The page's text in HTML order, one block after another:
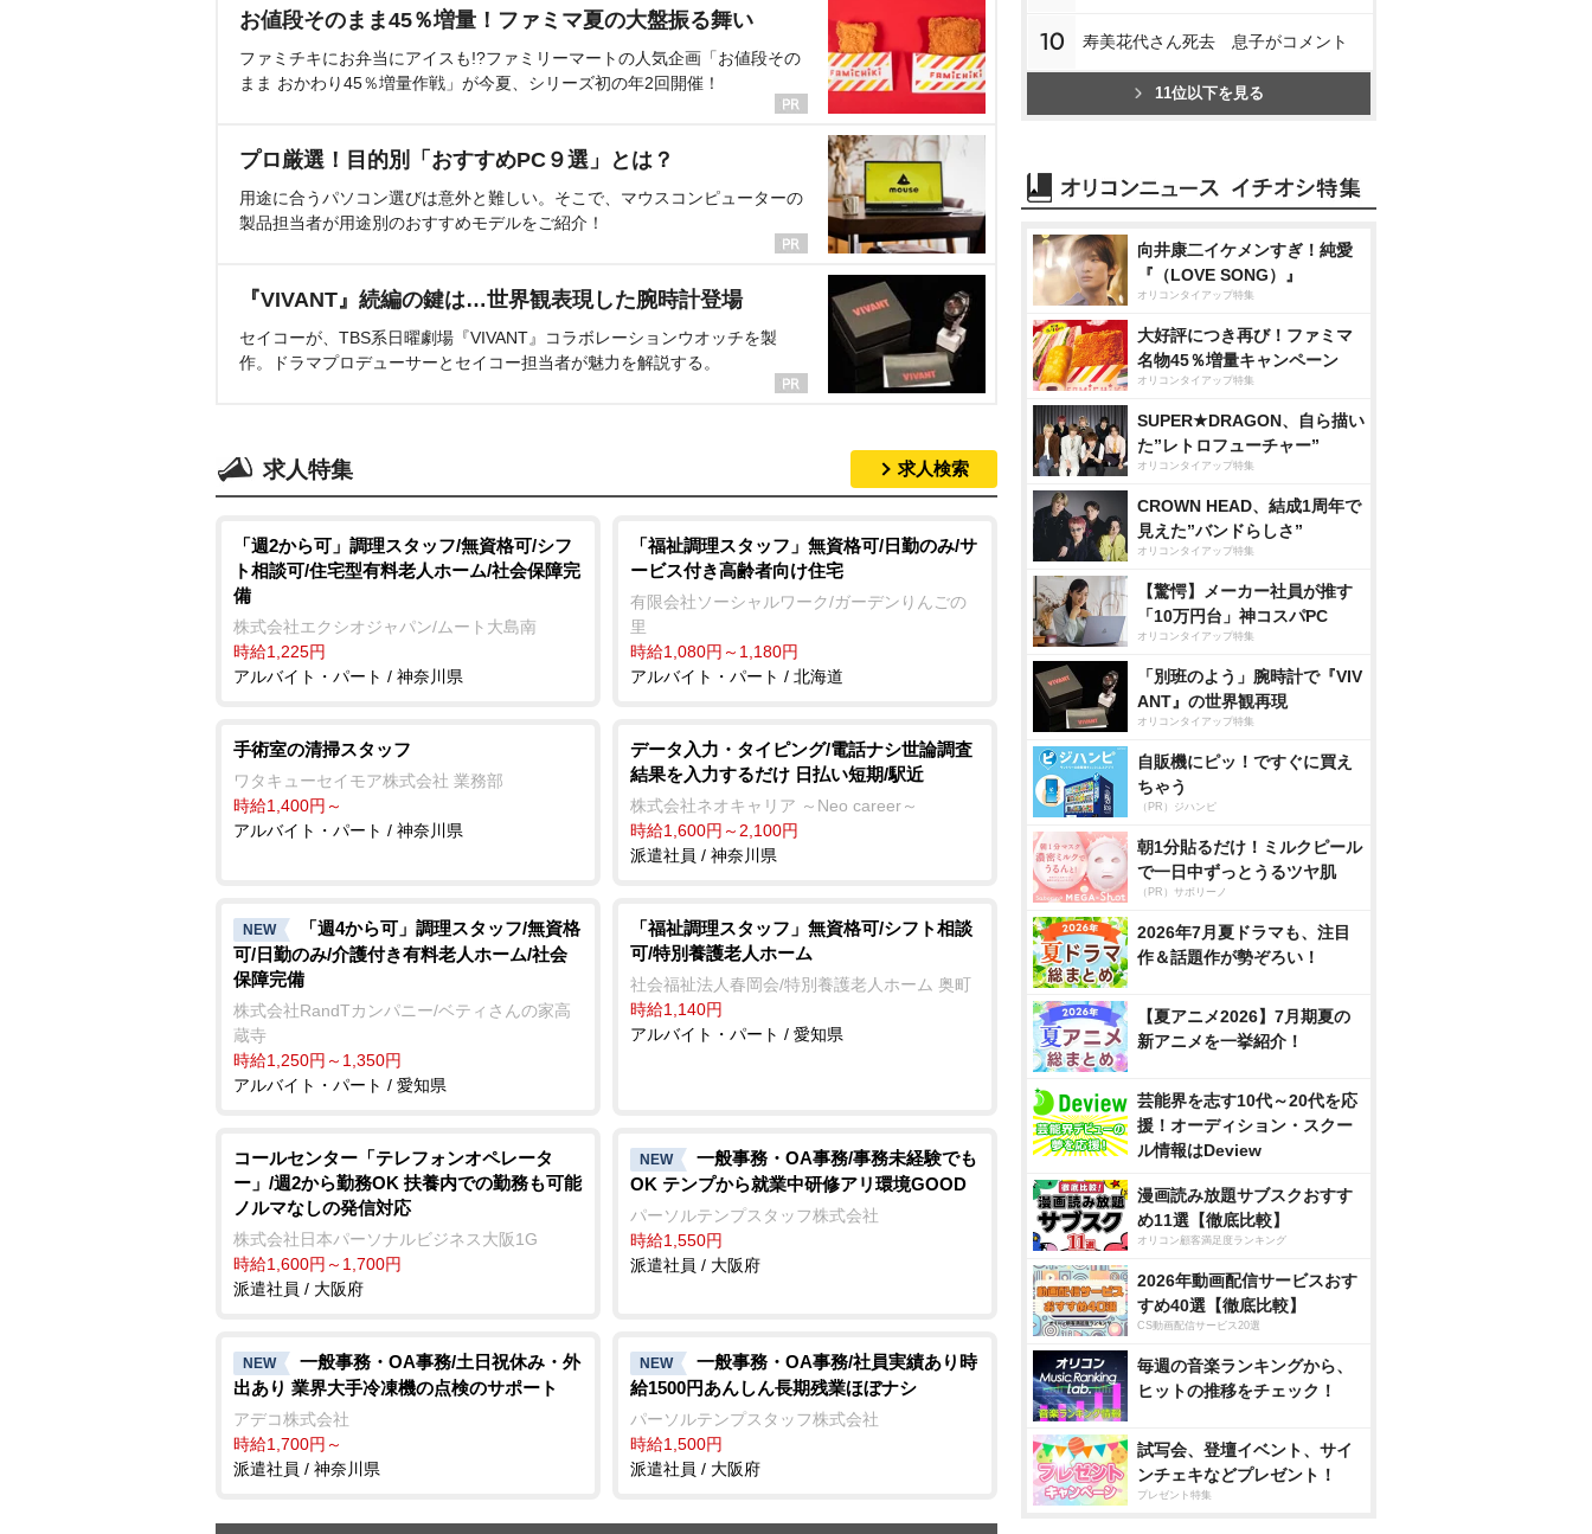
お値段そのまま45％増量！ファミマ夏の大盤振る舞い
ファミチキにお弁当にアイスも!?ファミリーマートの人気企画「お値段その
まま おかわり45％増量作戦」が今夏、シリーズ初の年2回開催！
プロ厳選！目的別「おすすめPC９選」とは？
用途に合うパソコン選びは意外と難しい。そこで、マウスコンピューターの
製品担当者が用途別のおすすめモデルをご紹介！
『VIVANT』続編の鍵は…世界観表現した腕時計登場
セイコーが、TBS系日曜劇場『VIVANT』コラボレーションウオッチを製
作。ドラマプロデューサーとセイコー担当者が魅力を解説する。
求人特集 求人検索
「週2から可」調理スタッフ/無資格可/シフ
ト相談可/住宅型有料老人ホーム/社会保障完
備
株式会社エクシオジャパン/ムート大島南
時給1,225円
アルバイト・パート / 神奈川県
「福祉調理スタッフ」無資格可/日勤のみ/サ
ービス付き高齢者向け住宅
有限会社ソーシャルワーク/ガーデンりんごの
里
時給1,080円～1,180円
アルバイト・パート / 北海道
手術室の清掃スタッフ
ワタキューセイモア株式会社 業務部
時給1,400円～
アルバイト・パート / 神奈川県
データ入力・タイピング/電話ナシ世論調査
結果を入力するだけ 日払い短期/駅近
株式会社ネオキャリア ～Neo career～
時給1,600円～2,100円
派遣社員 / 神奈川県
NEW
「週4から可」調理スタッフ/無資格
可/日勤のみ/介護付き有料老人ホーム/社会
保障完備
株式会社RandTカンパニー/ベティさんの家高
蔵寺
時給1,250円～1,350円
アルバイト・パート / 愛知県
「福祉調理スタッフ」無資格可/シフト相談
可/特別養護老人ホーム
社会福祉法人春岡会/特別養護老人ホーム 奥町
時給1,140円
アルバイト・パート / 愛知県
コールセンター「テレフォンオペレータ
ー」/週2から勤務OK 扶養内での勤務も可能
ノルマなしの発信対応
株式会社日本パーソナルビジネス大阪1G
時給1,600円～1,700円
派遣社員 / 大阪府
NEW
一般事務・OA事務/事務未経験でも
OK テンプから就業中研修アリ環境GOOD
パーソルテンプスタッフ株式会社
時給1,550円
派遣社員 / 大阪府
NEW
一般事務・OA事務/土日祝休み・外
出あり 業界大手冷凍機の点検のサポート
アデコ株式会社
時給1,700円～
派遣社員 / 神奈川県
NEW
一般事務・OA事務/社員実績あり時
給1500円あんしん長期残業ほぼナシ
パーソルテンプスタッフ株式会社
時給1,500円
派遣社員 / 大阪府
10 寿美花代さん死去 息子がコメント
11位以下を見る
向井康二イケメンすぎ！純愛
『（LOVE SONG）』
オリコンタイアップ特集
大好評につき再び！ファミマ
名物45％増量キャンペーン
オリコンタイアップ特集
SUPER★DRAGON、自ら描い
た”レトロフューチャー”
オリコンタイアップ特集
CROWN HEAD、結成1周年で
見えた”バンドらしさ”
オリコンタイアップ特集
【驚愕】メーカー社員が推す
「10万円台」神コスパPC
オリコンタイアップ特集
「別班のよう」腕時計で『VIV
ANT』の世界観再現
オリコンタイアップ特集
自販機にピッ！ですぐに買え
ちゃう
（PR）ジハンピ
朝1分貼るだけ！ミルクピール
で一日中ずっとうるツヤ肌
（PR）サボリーノ
2026年7月夏ドラマも、注目
作＆話題作が勢ぞろい！
【夏アニメ2026】7月期夏の
新アニメを一挙紹介！
芸能界を志す10代～20代を応
援！オーディション・スクー
ル情報はDeview
漫画読み放題サブスクおすす
め11選【徹底比較】
オリコン顧客満足度ランキング
2026年動画配信サービスおす
すめ40選【徹底比較】
CS動画配信サービス20選
毎週の音楽ランキングから、
ヒットの推移をチェック！
試写会、登壇イベント、サイ
ンチェキなどプレゼント！
プレゼント特集